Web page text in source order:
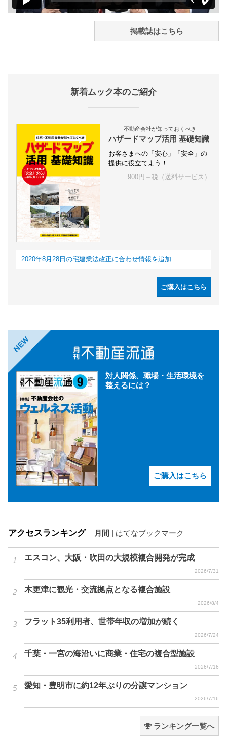
掲載誌はこちら
新着ムック本のご紹介
不動産会社が知っておくべき
ハザードマップ活用 基礎知識
お客さまへの「安心」「安全」の
提供に役立てよう！
900円＋税（送料サービス）
2020年8月28日の宅建業法改正に合わせ情報を追加
ご購入はこちら
NEW
対人関係、職場・生活環境を
整えるには？
ご購入はこちら
アクセスランキング 月間 | はてなブックマーク
エスコン、大阪・吹田の大規模複合開発が完成
2026/7/31
木更津に観光・交流拠点となる複合施設
2026/8/4
フラット35利用者、世帯年収の増加が続く
2026/7/24
千葉・一宮の海沿いに商業・住宅の複合型施設
2026/7/16
愛知・豊明市に約12年ぶりの分譲マンション
2026/7/16
ランキング一覧へ